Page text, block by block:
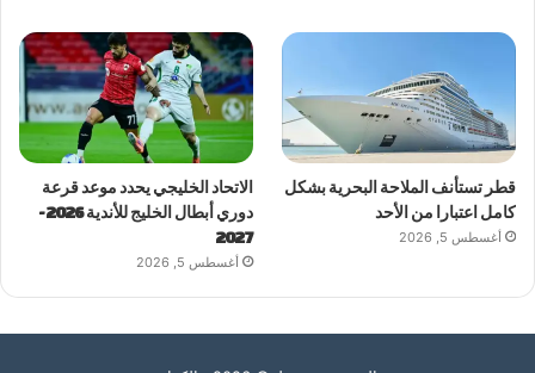
قطر تستأنف الملاحة البحرية بشكل
كامل اعتبارا من الأحد
أغسطس 5, 2026
الاتحاد الخليجي يحدد موعد قرعة
دوري أبطال الخليج للأندية 2026-
2027
أغسطس 5, 2026